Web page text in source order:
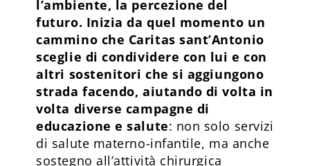
l’ambiente, la percezione del
futuro. Inizia da quel momento un
cammino che Caritas sant’Antonio
sceglie di condividere con lui e con
altri sostenitori che si aggiungono
strada facendo, aiutando di volta in
volta diverse campagne di
educazione e salute: non solo servizi
di salute materno-infantile, ma anche
sostegno all’attività chirurgica